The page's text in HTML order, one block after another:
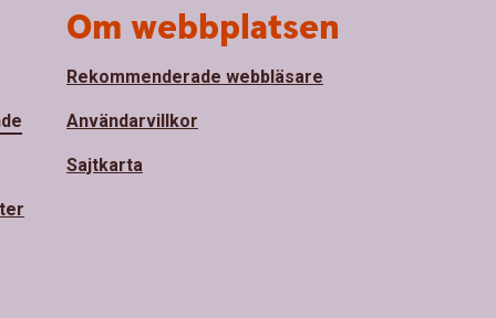
Om webbplatsen
Rekommenderade webbläsare
Användarvillkor
Sajtkarta